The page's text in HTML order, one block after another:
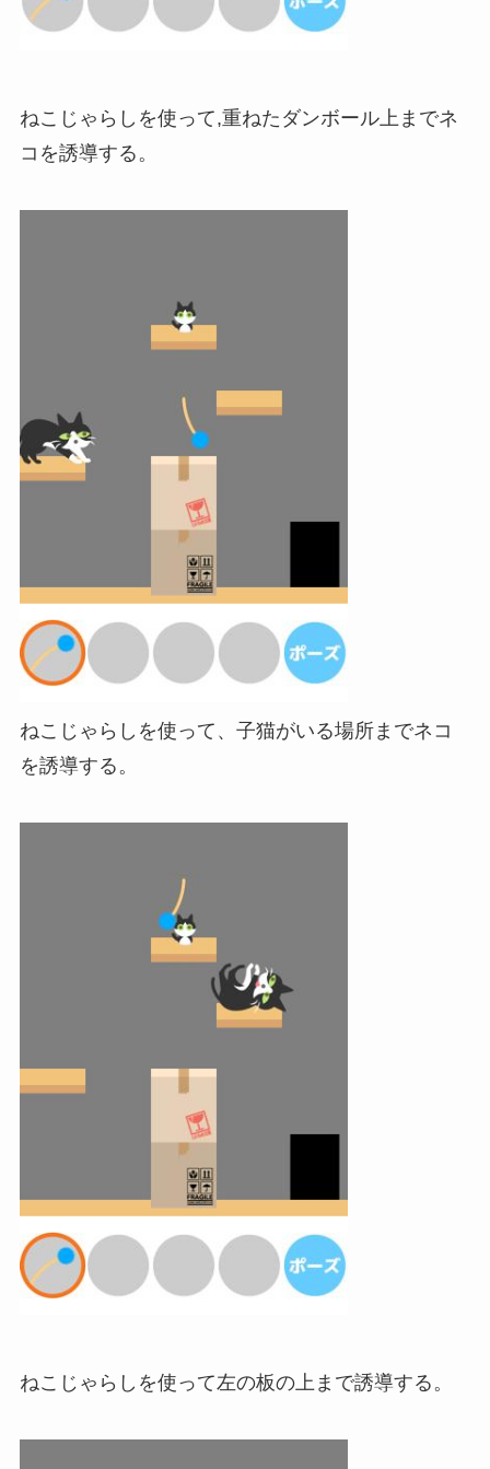
ねこじゃらしを使って,重ねたダンボール上までネ
コを誘導する。
ねこじゃらしを使って、子猫がいる場所までネコ
を誘導する。
ねこじゃらしを使って左の板の上まで誘導する。